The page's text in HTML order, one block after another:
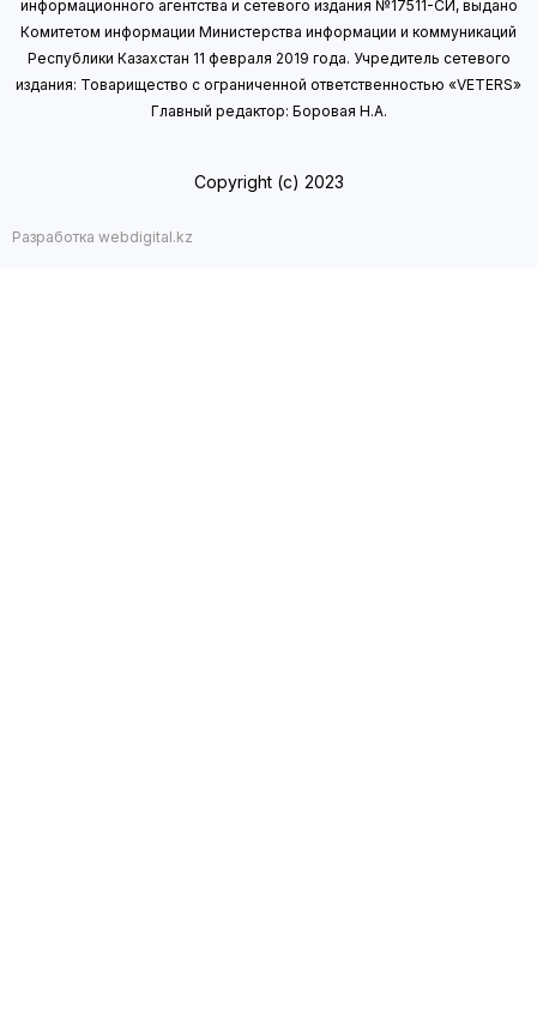
информационного агентства и сетевого издания №17511-СИ, выдано
Комитетом информации Министерства информации и коммуникаций
Республики Казахстан 11 февраля 2019 года. Учредитель сетевого
издания: Товарищество с ограниченной ответственностью «VETERS»
Главный редактор: Боровая Н.А.
Copyright (с) 2023
Разработка webdigital.kz